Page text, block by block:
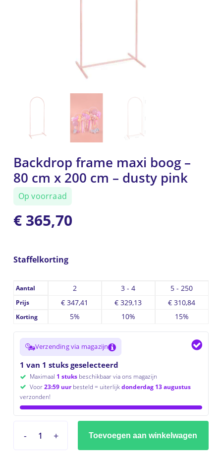
Backdrop frame maxi boog –
80 cm x 200 cm – dusty pink
Op voorraad
€365,70
Staffelkorting
Aantal 2 3 - 4 5 - 250
Prijs € 347,41 € 329,13 € 310,84
Korting 5% 10% 15%
Verzending via magazijn
1 van 1 stuks geselecteerd
Maximaal 1 stuksbeschikbaar via ons magazijn
Voor23:59 uurbesteld = uiterlijkdonderdag 13 augustus
verzonden!
Toevoegen aan winkelwagen